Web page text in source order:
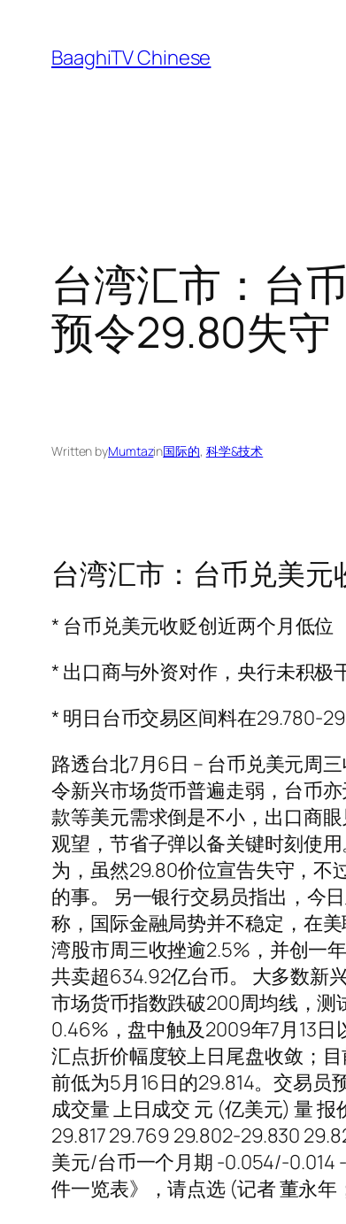
content
BaaghiTV Chinese
台湾汇市：台
预令29.80失守
Written byMumtazin国际的, 科学&技术
台湾汇市：台币兑美
* 台币兑美元收贬创近两个月低位
* 出口商与外资对作，央行未积极
* 明日台币交易区间料在29.780-
路透台北7月6日 – 台币兑美元周
令新兴市场货币普遍走弱，台币
款等美元需求倒是不小，出口商
观望，节省子弹以备关键时刻使
为，虽然29.80价位宣告失守，不
的事。 另一银行交易员指出，今
称，国际金融局势并不稳定，在
湾股市周三收挫逾2.5%，并创一
共卖超634.92亿台币。 大多数新
市场货币指数跌破200周均线，测
0.46%，盘中触及2009年7月13日
汇点折价幅度较上日尾盘收敛；
前低为5月16日的29.814。交易员
成交量 上日成交 元 (亿美元) 量 报
29.817 29.769 29.802-29.830
美元/台币一个月期 -0.054/-
件一览表》，请点选 (记者 董永年